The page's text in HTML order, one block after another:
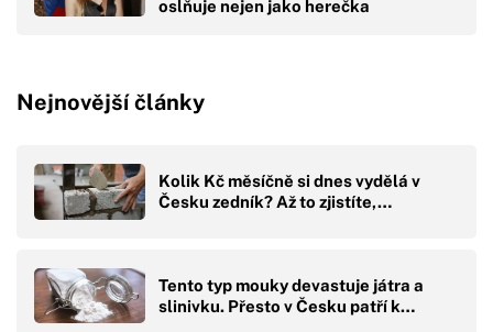
oslňuje nejen jako herečka
Nejnovější články
Kolik Kč měsíčně si dnes vydělá v
Česku zedník? Až to zjistíte,…
Tento typ mouky devastuje játra a
slinivku. Přesto v Česku patří k…